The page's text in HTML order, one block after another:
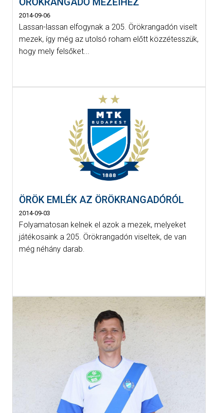
2014-09-06
Lassan-lassan elfogynak a 205. Örökrangadón viselt
mezek, így még az utolsó roham előtt közzétesszük,
hogy mely felsőket...
ÖRÖK EMLÉK AZ ÖRÖKRANGADÓRÓL
2014-09-03
Folyamatosan kelnek el azok a mezek, melyeket
játékosaink a 205. Örökrangadón viseltek, de van
még néhány darab.